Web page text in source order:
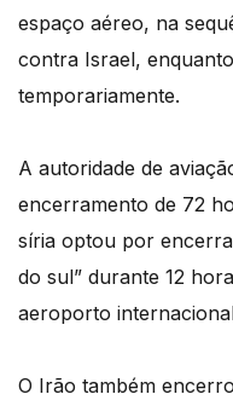
espaço aéreo, na
contra Israel,
temporariamente.
A autoridade de
encerramento de 72
síria optou por
do sul” durante 12
aeroporto
O Irão também